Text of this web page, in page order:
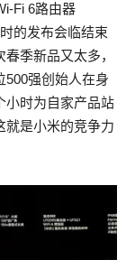
Fi 6路由器
的发布会临结束
季新品又太多，
500强创始人在身
小时为自家产品站
就是小米的竞争力